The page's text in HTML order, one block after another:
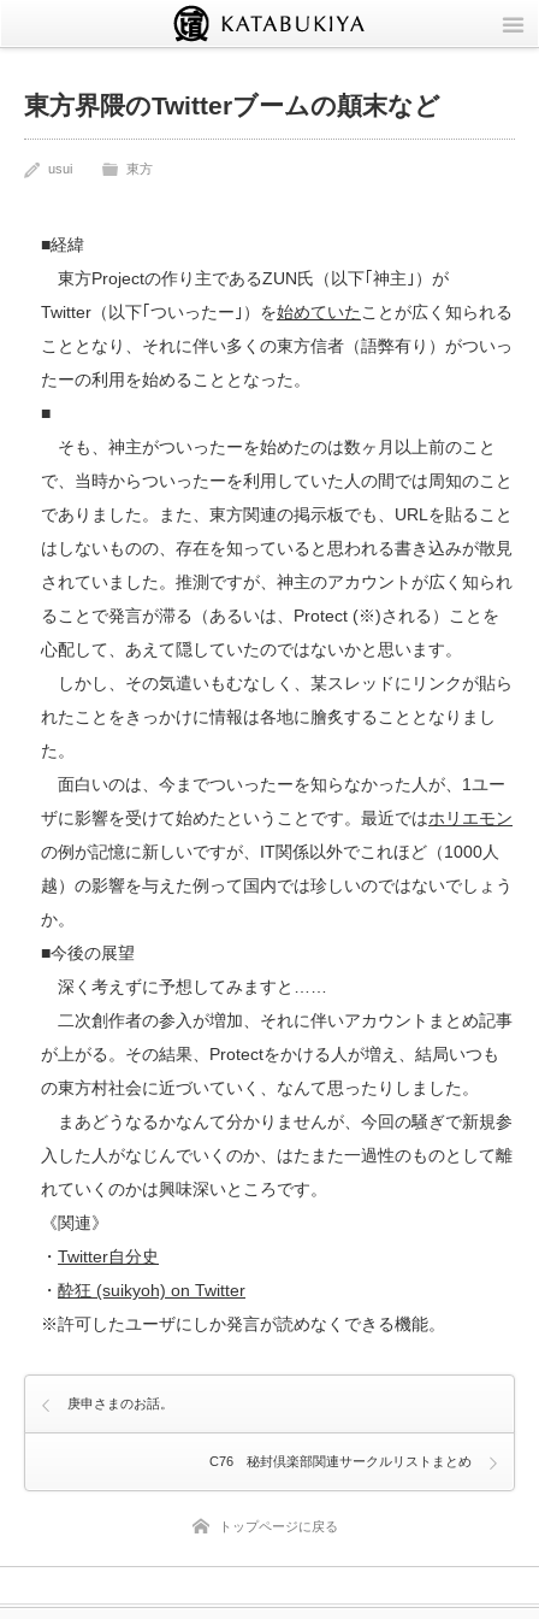
東方界隈のTwitterブームの顛末など
usui 東方
■経緯
東方Projectの作り主であるZUN氏（以下｢神主｣）が
Twitter（以下｢ついったー｣）を始めていた ことが広く知られる
こととなり、それに伴い多くの東方信者（語弊有り）がついっ
たーの利用を始めることとなった。
■
そも、神主がついったーを始めたのは数ヶ月以上前のこと
で、当時からついったーを利用していた人の間では周知のこと
でありました。また、東方関連の掲示板でも、URLを貼ること
はしないものの、存在を知っていると思われる書き込みが散見
されていました。推測ですが、神主のアカウントが広く知られ
ることで発言が滞る（あるいは、Protect (※)される）ことを
心配して、あえて隠していたのではないかと思います。
しかし、その気遣いもむなしく、某スレッドにリンクが貼ら
れたことをきっかけに情報は各地に膾炙することとなりまし
た。
面白いのは、今までついったーを知らなかった人が、1ユー
ザに影響を受けて始めたということです。最近ではホリエモン
の例が記憶に新しいですが、IT関係以外でこれほど（1000人
越）の影響を与えた例って国内では珍しいのではないでしょう
か。
■今後の展望
深く考えずに予想してみますと……
二次創作者の参入が増加、それに伴いアカウントまとめ記事
が上がる。その結果、Protectをかける人が増え、結局いつも
の東方村社会に近づいていく、なんて思ったりしました。
まあどうなるかなんて分かりませんが、今回の騒ぎで新規参
入した人がなじんでいくのか、はたまた一過性のものとして離
れていくのかは興味深いところです。
《関連》
・ Twitter自分史
・ 酔狂 (suikyoh) on Twitter
※許可したユーザにしか発言が読めなくできる機能。
庚申さまのお話。
C76 秘封倶楽部関連サークルリストまとめ
トップページに戻る
Info
Blog
いつものニュース
個別記事